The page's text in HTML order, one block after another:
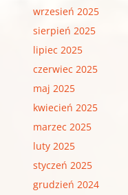
wrzesień 2025
sierpień 2025
lipiec 2025
czerwiec 2025
maj 2025
kwiecień 2025
marzec 2025
luty 2025
styczeń 2025
grudzień 2024